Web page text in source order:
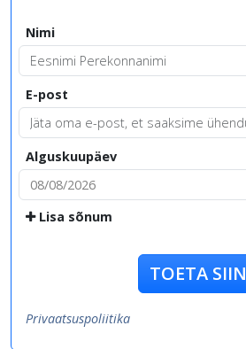
Nimi
E-post
Alguskuupäev
Lisa sõnum
TOETA SIIN
Privaatsuspoliitika